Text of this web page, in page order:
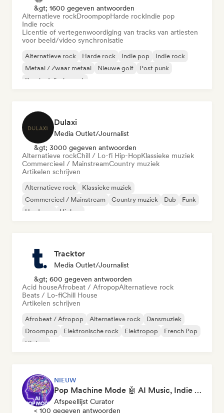
&gt; 1600 gegeven antwoorden
Alternatieve rockDroompopHarde rockIndie pop
Indie rock
Licentie of vertegenwoordiging van tracks van artiesten
voor beeld/video synchronisatie
Alternatieve rock Harde rock Indie pop
Indie rock
Metaal / Zwaar metaal
Nieuwe golf
Post punk
Psychedelische rock
Dulaxi
Media Outlet/Journalist
&gt; 3000 gegeven antwoorden
Alternatieve rockChill / Lo-fi Hip-HopKlassieke muziek
Commercieel / MainstreamCountry muziek
Artikelen schrijven
Alternatieve rock
Klassieke muziek
Commercieel / Mainstream
Country muziek Dub
Funk
Hardcore
Hiphop
Tracktor
Media Outlet/Journalist
&gt; 600 gegeven antwoorden
Acid houseAfrobeat / AfropopAlternatieve rock
Beats / Lo-fiChill House
Artikelen schrijven
Afrobeat / Afropop Alternatieve rock
Dansmuziek
Droompop
Elektronische rock Elektropop
French Pop
Hiphop
NIEUW
Pop Machine Mode 🤖 AI Music, Indie Pop & Dream Pop
Afspeellijst Curator
< 100 gegeven antwoorden